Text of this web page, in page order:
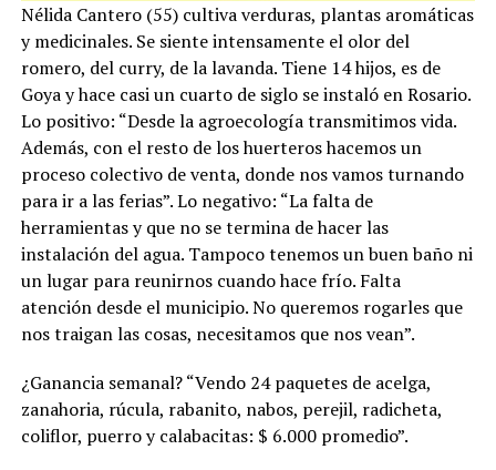
Nélida Cantero (55) cultiva verduras, plantas aromáticas
y medicinales. Se siente intensamente el olor del
romero, del curry, de la lavanda. Tiene 14 hijos, es de
Goya y hace casi un cuarto de siglo se instaló en Rosario.
Lo positivo: “Desde la agroecología transmitimos vida.
Además, con el resto de los huerteros hacemos un
proceso colectivo de venta, donde nos vamos turnando
para ir a las ferias”. Lo negativo: “La falta de
herramientas y que no se termina de hacer las
instalación del agua. Tampoco tenemos un buen baño ni
un lugar para reunirnos cuando hace frío. Falta
atención desde el municipio. No queremos rogarles que
nos traigan las cosas, necesitamos que nos vean”.
¿Ganancia semanal? “Vendo 24 paquetes de acelga,
zanahoria, rúcula, rabanito, nabos, perejil, radicheta,
coliflor, puerro y calabacitas: $ 6.000 promedio”.